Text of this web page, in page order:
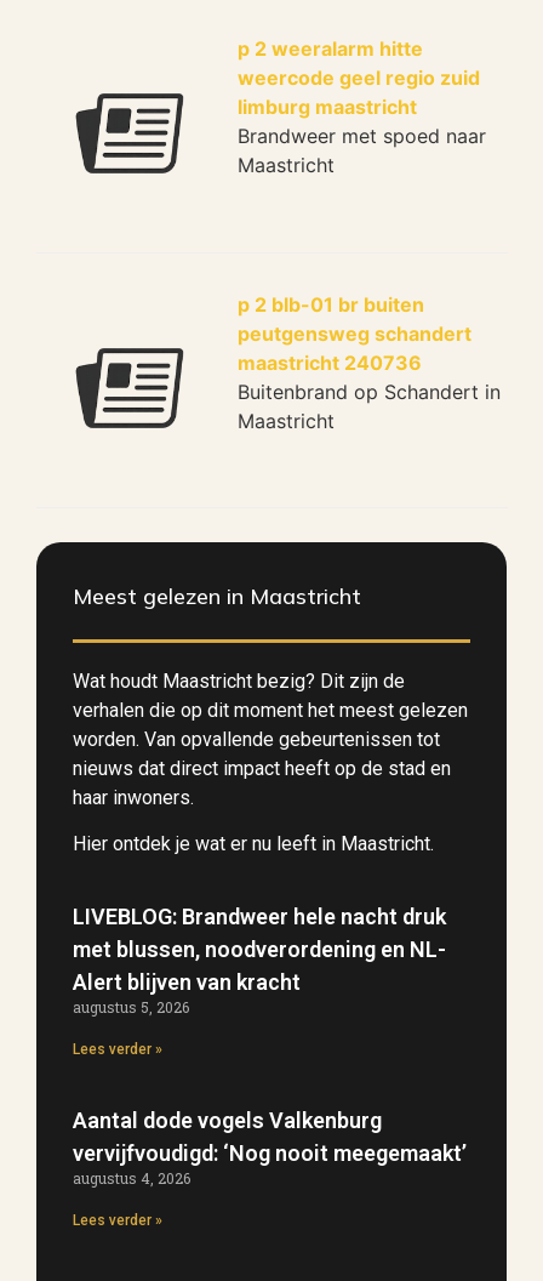
p 2 weeralarm hitte
weercode geel regio zuid
limburg maastricht
Brandweer met spoed naar
Maastricht
p 2 blb-01 br buiten
peutgensweg schandert
maastricht 240736
Buitenbrand op Schandert in
Maastricht
Meest gelezen in Maastricht
Wat houdt Maastricht bezig? Dit zijn de
verhalen die op dit moment het meest gelezen
worden. Van opvallende gebeurtenissen tot
nieuws dat direct impact heeft op de stad en
haar inwoners.
Hier ontdek je wat er nu leeft in Maastricht.
LIVEBLOG: Brandweer hele nacht druk
met blussen, noodverordening en NL-
Alert blijven van kracht
augustus 5, 2026
Lees verder »
Aantal dode vogels Valkenburg
vervijfvoudigd: ‘Nog nooit meegemaakt’
augustus 4, 2026
Lees verder »